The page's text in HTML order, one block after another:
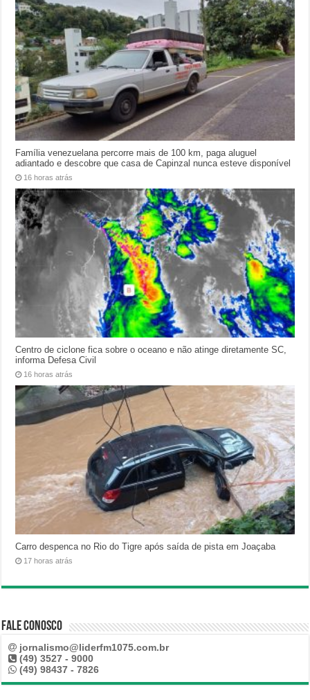
Família venezuelana percorre mais de 100 km, paga aluguel
adiantado e descobre que casa de Capinzal nunca esteve disponível
16 horas atrás
Centro de ciclone fica sobre o oceano e não atinge diretamente SC,
informa Defesa Civil
16 horas atrás
Carro despenca no Rio do Tigre após saída de pista em Joaçaba
17 horas atrás
Fale Conosco
jornalismo@liderfm1075.com.br
(49) 3527 - 9000
(49) 98437 - 7826